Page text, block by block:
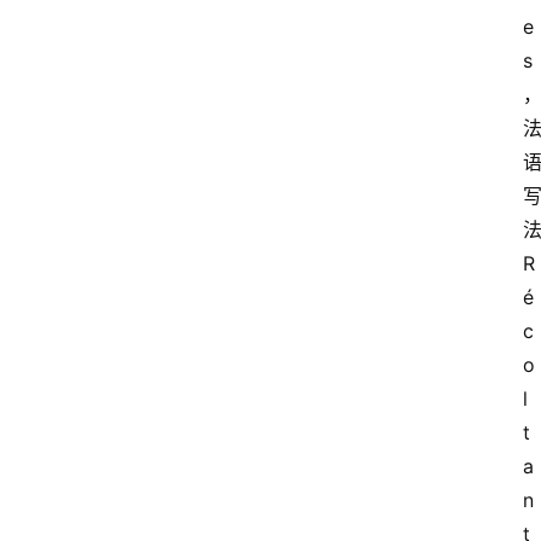
e
s
，
法
语
写
法
R
é
c
o
l
t
a
n
t